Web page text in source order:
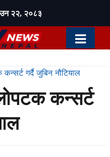
२२, २०८३
गर्दै जुबिन नौटियाल
कन्सर्ट